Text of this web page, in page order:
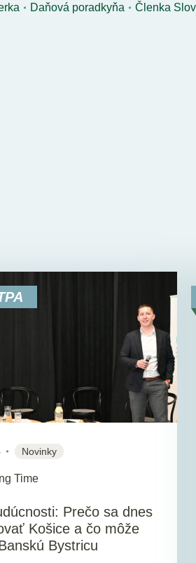
Daňová poradkyňa Členka
Novinky
Time
Prečo sa dnes
Košice a čo môže
Bystricu